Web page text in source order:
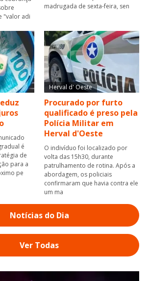
"valor adi
madrugada de sexta-feira, sen
é
de
para a
pe
Herval d' Oeste
Procurado por furto
qualificado é preso pela
Polícia Militar em
Herval d'Oeste
O indivíduo foi localizado por
volta das 15h30, durante
patrulhamento de rotina. Após a
abordagem, os policiais
confirmaram que havia contra ele
um ma
Notícias do Dia
Ver Todas